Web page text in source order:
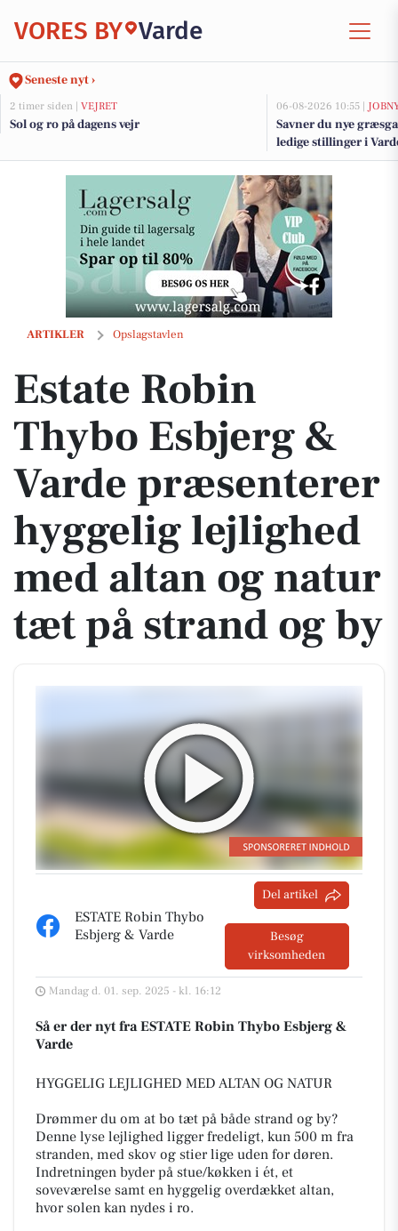
VORES BY Varde
Seneste nyt ›
2 timer siden | VEJRET
Sol og ro på dagens vejr
06-08-2026 10:55 |
Savner du nye
ledige stillinger i
ARTIKLER Opslagstavlen
Estate Robin Thybo Esbjerg & Varde præsenterer hyggelig lejlighed
Estate Robin
Thybo Esbjerg &
Varde præsenterer
hyggelig lejlighed
med altan og natur
tæt på strand og by
ESTATE Robin Thybo
Esbjerg & Varde
Del artikel
Besøg
virksomheden
Mandag d. 01. sep. 2025 - kl. 16:12
Så er der nyt fra ESTATE Robin Thybo Esbjerg &
Varde
HYGGELIG LEJLIGHED MED ALTAN OG NATUR
Drømmer du om at bo tæt på både strand og by?
Denne lyse lejlighed ligger fredeligt, kun 500 m fra
stranden, med skov og stier lige uden for døren.
Indretningen byder på stue/køkken i ét, et
soveværelse samt en hyggelig overdækket altan,
hvor solen kan nydes i ro.